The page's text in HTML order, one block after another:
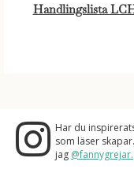
Handlingslista
Har du
som läser
jag @fannygrejar.